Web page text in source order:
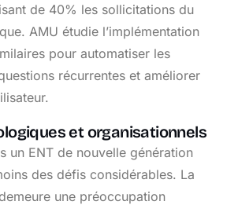
de 40% les sollicitations du
AMU étudie l’implémentation
pour automatiser les
récurrentes et améliorer
et organisationnels
un ENT de nouvelle génération
des défis considérables. La
une préoccupation